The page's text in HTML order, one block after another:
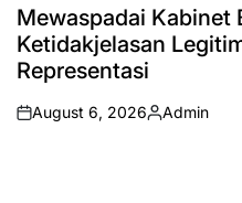
IN
Mewaspadai Kabinet
Ketidakjelasan
Representasi
on
August 6, 2026
Posted
Admin